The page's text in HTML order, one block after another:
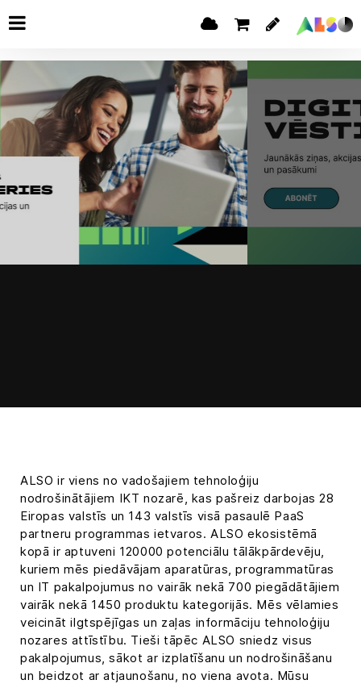
ALSO ir viens no vadošajiem tehnoloģiju
nodrošinātājiem IKT nozarē, kas pašreiz darbojas 28
Eiropas valstīs un 143 valstīs visā pasaulē PaaS
partneru programmas ietvaros. ALSO ekosistēmā
kopā ir aptuveni 120000 potenciālu tālākpārdevēju,
kuriem mēs piedāvājam aparatūras, programmatūras
un IT pakalpojumus no vairāk nekā 700 piegādātājiem
vairāk nekā 1450 produktu kategorijās. Mēs vēlamies
veicināt ilgtspējīgas un zaļas informāciju tehnoloģiju
nozares attīstību. Tieši tāpēc ALSO sniedz visus
pakalpojumus, sākot ar izplatīšanu un nodrošināšanu
un beidzot ar atjaunošanu, no viena avota. Mūsu